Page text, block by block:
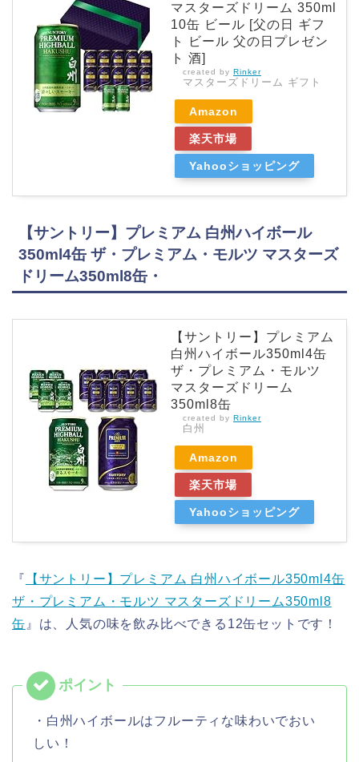
マスターズドリーム 350ml
10缶 ビール [父の日 ギフ
ト ビール 父の日プレゼン
ト 酒]
created by Rinker
マスターズドリーム ギフト
Amazon
楽天市場
Yahooショッピング
【サントリー】プレミアム 白州ハイボール
350ml4缶 ザ・プレミアム・モルツ マスターズ
ドリーム350ml8缶・
【サントリー】プレミアム
白州ハイボール350ml4缶
ザ・プレミアム・モルツ
マスターズドリーム
350ml8缶
created by Rinker
白州
Amazon
楽天市場
Yahooショッピング
『
【サントリー】プレミアム 白州ハイボール350ml4缶
ザ・プレミアム・モルツ マスターズドリーム350ml8
缶 』は、人気の味を飲み比べできる12缶セットです！
・白州ハイボールはフルーティな味わいでおい
しい！